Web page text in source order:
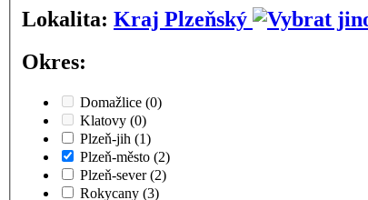
Lokalita:
Kraj Plzeňský
Okres:
Domažlice (0)
Klatovy (0)
Plzeň-jih (1)
Plzeň-město (2)
Plzeň-sever(2)
Rokycany (3)